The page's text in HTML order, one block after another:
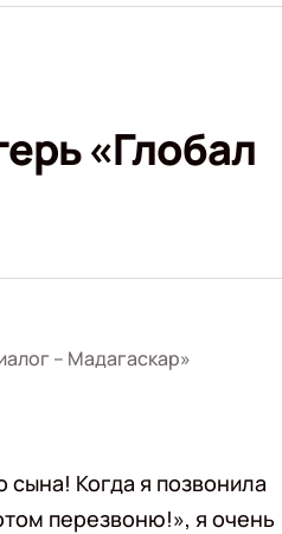
«Глобал
– Мадагаскар»
Когда я позвонила
перезвоню!», я очень